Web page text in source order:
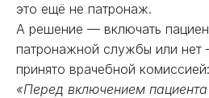
это ещё не патронаж.
А решение — включать
патронажной службы или
принято врачебной комиссией:
«Перед включением